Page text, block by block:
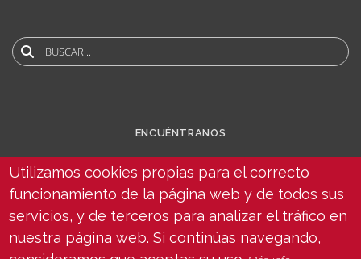
account
menu
Buscar
ENCUÉNTRANOS
Utilizamos cookies propias para el correcto
funcionamiento de la página web y de todos sus
servicios, y de terceros para analizar el tráfico en
nuestra página web. Si continúas navegando,